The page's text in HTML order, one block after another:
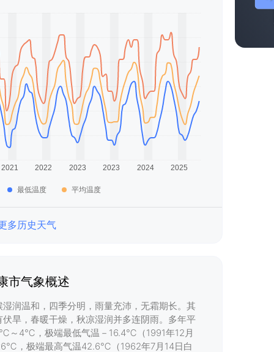
最低温度 平均温度
多历史天气
市气象概述
润温和，四季分明，雨量充沛，无霜期长。其
旱，春暖干燥，秋凉湿润并多连阴雨。多年平
4℃，极端最低气温－16.4℃（1991年12月
，极端最高气温42.6℃（1962年7月14日白